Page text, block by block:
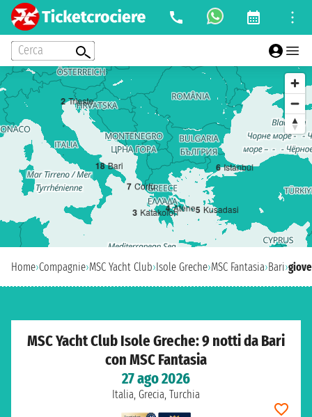
Cerca
18 Bari
2 Trieste
3 Katakolon
4 Atene5 Kusadasi
6 Istanbul
7 Corfù
Home›Compagnie›MSC Yacht Club›Isole Greche›MSC Fantasia›Bari›
MSC Yacht Club Isole Greche: 9 notti da Bari
con MSC Fantasia
27 ago 2026
Italia, Grecia, Turchia